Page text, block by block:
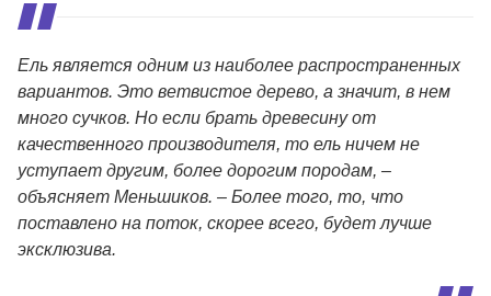
Ель является одним из наиболее распространенных
вариантов. Это ветвистое дерево, а значит, в нем
много сучков. Но если брать древесину от
качественного производителя, то ель ничем не
уступает другим, более дорогим породам, –
объясняет Меньшиков. – Более того, то, что
поставлено на поток, скорее всего, будет лучше
эксклюзива.